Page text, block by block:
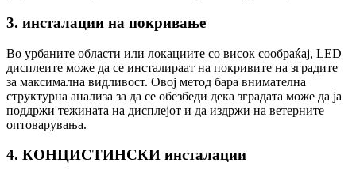
3. инсталации на покривање
Во урбаните области или локациите со висок сообраќај, LED
дисплеите може да се инсталираат на покривите на зградите
за максимална видливост. Овој метод бара внимателна
структурна анализа за да се обезбеди дека зградата може да ја
поддржи тежината на дисплејот и да издржи на ветерните
оптоварувања.
4. КОНЦИСТИНСКИ инсталации